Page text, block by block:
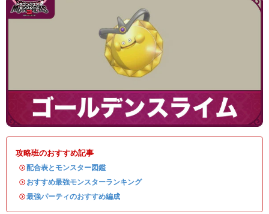
攻略班のおすすめ記事
・配合表とモンスター図鑑
・ おすすめ最強モンスターランキング
・最強パーティのおすすめ編成